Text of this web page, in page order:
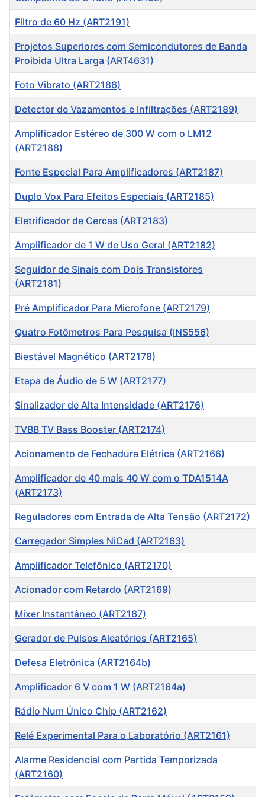
Filtro de 60 Hz (ART2191)
Projetos Superiores com Semicondutores de Banda
Proibida Ultra Larga (ART4631)
Foto Vibrato (ART2186)
Detector de Vazamentos e Infiltrações (ART2189)
Amplificador Estéreo de 300 W com o LM12
(ART2188)
Fonte Especial Para Amplificadores (ART2187)
Duplo Vox Para Efeitos Especiais (ART2185)
Eletrificador de Cercas (ART2183)
Amplificador de 1 W de Uso Geral (ART2182)
Seguidor de Sinais com Dois Transistores
(ART2181)
Pré Amplificador Para Microfone (ART2179)
Quatro Fotômetros Para Pesquisa (INS556)
Biestável Magnético (ART2178)
Etapa de Áudio de 5 W (ART2177)
Sinalizador de Alta Intensidade (ART2176)
TVBB TV Bass Booster (ART2174)
Acionamento de Fechadura Elétrica (ART2166)
Amplificador de 40 mais 40 W com o TDA1514A
(ART2173)
Reguladores com Entrada de Alta Tensão (ART2172)
Carregador Simples NiCad (ART2163)
Amplificador Telefônico (ART2170)
Acionador com Retardo (ART2169)
Mixer Instantâneo (ART2167)
Gerador de Pulsos Aleatórios (ART2165)
Defesa Eletrônica (ART2164b)
Amplificador 6 V com 1 W (ART2164a)
Rádio Num Único Chip (ART2162)
Relé Experimental Para o Laboratório (ART2161)
Alarme Residencial com Partida Temporizada
(ART2160)